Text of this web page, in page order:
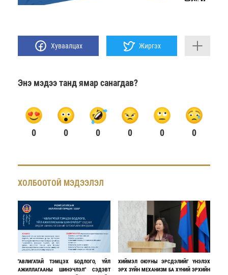
Хуваалцах Жиргэх
Энэ мэдээ танд ямар санагдав?
0 0 0 0 0 0
ХОЛБООТОЙ МЭДЭЭЛЭЛ
"АВЛИГАТАЙ ТЭМЦЭХ БОДЛОГО, ҮЙЛ
АЖИЛЛАГААНЫ ШИНЭЧЛЭЛ" СЭДЭВТ
ХИЙМЭЛ ОЮУНЫ ЭРСДЭЛИЙГ ҮНЭЛЭХ
ЭРХ ЗҮЙН МЕХАНИЗМ БА ХҮНИЙ ЭРХИЙН